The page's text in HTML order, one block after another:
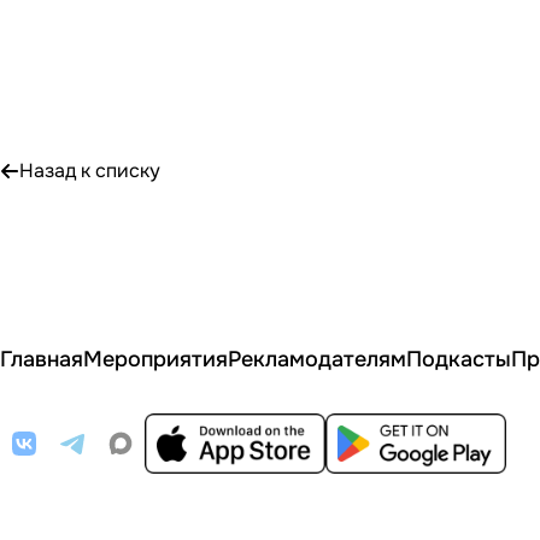
Назад к списку
ГлавнаяМероприятияРекламодателямПодкасты